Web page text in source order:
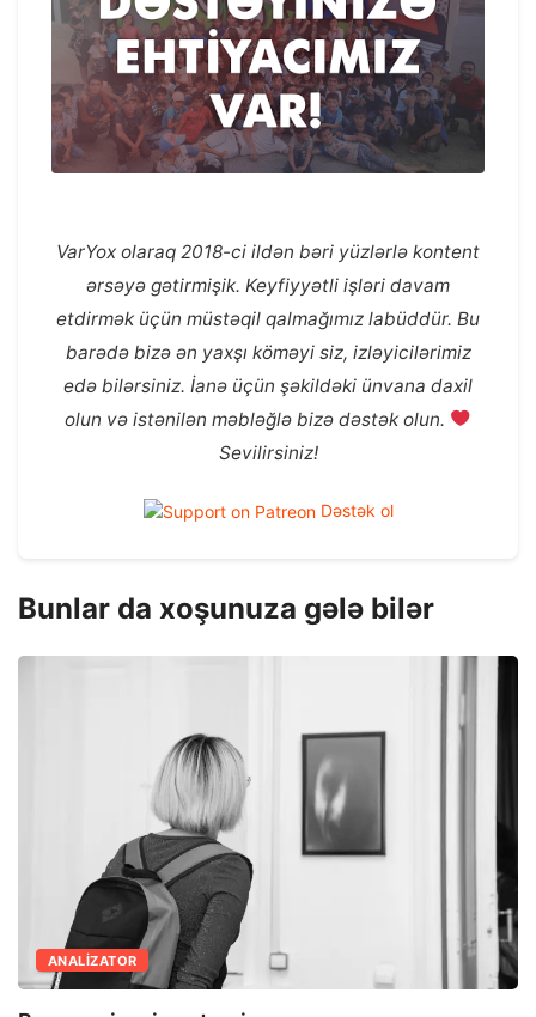
VarYox olaraq 2018-ci ildən bəri yüzlərlə kontent
ərsəyə gətirmişik. Keyfiyyətli işləri davam
etdirmək üçün müstəqil qalmağımız labüddür. Bu
barədə bizə ən yaxşı köməyi siz, izləyicilərimiz
edə bilərsiniz. İanə üçün şəkildəki ünvana daxil
olun və istənilən məbləğlə bizə dəstək olun.
Sevilirsiniz!
Dəstək ol
Bunlar da xoşunuza gələ bilər
ANALIZATOR